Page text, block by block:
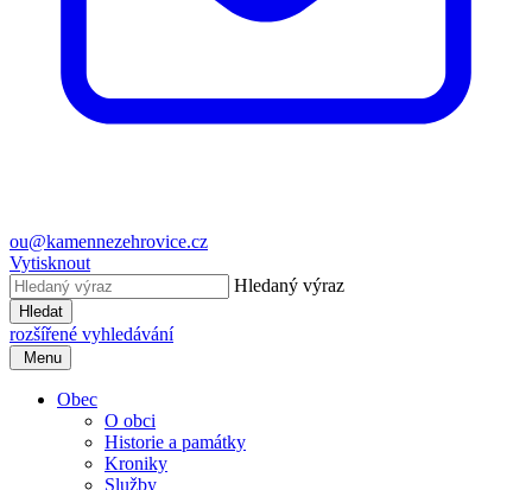
ou@kamennezehrovice.cz
Vytisknout
Hledaný výraz
Hledat
rozšířené vyhledávání
Menu
Obec
O obci
Historie a památky
Kroniky
Služby